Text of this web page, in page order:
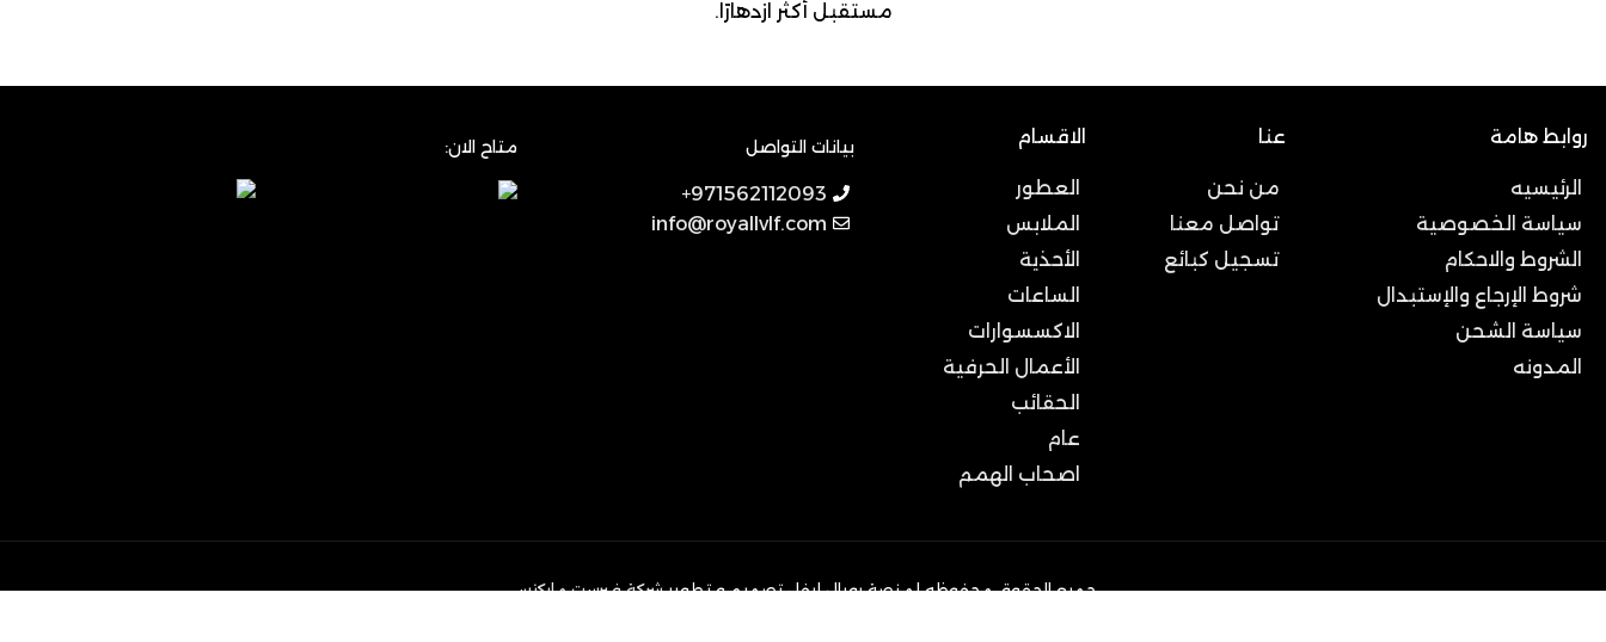
مستقبل أكثر ازدهارًا.
روابط هامة
الرئيسيه
سياسة الخصوصية
الشروط والاحكام
شروط الإرجاع والإستبدال
سياسة الشحن
المدونه
عنا
من نحن
تواصل معنا
تسجيل كبائع
الاقسام
العطور
الملابس
الأحذية
الساعات
الاكسسوارات
الأعمال الحرفية
الحقائب
عام
اصحاب الهمم
بيانات التواصل
971562112093+
info@royallvlf.com
متاح الان:
جميع الحقوق محفوظه لمنصة رويال ليفل تصميم و تطويرشركة فيرست ماركتس